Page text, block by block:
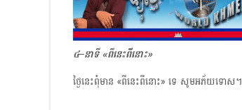
៤–នាទី «ពីនេះពី័នោះ»
ថ្ងៃនេះពុំមាន «ពីនេះពីនោះ» ទេ សូមអភ័យទោស។